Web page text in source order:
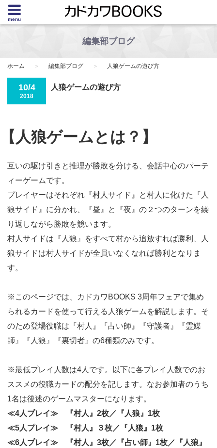
menu
編集部ブログ
ホーム 編集部ブログ 人狼ゲームの遊び方
10/4
2018
人狼ゲームの遊び方
【人狼ゲームとは？】
互いの駆け引きと推理が勝敗を分ける、会話中心のパーテ
ィーゲームです。
プレイヤーはそれぞれ『村人サイド』と村人に化けた『人
狼サイド』に分かれ、『昼』と『夜』の２つのターンを繰
り返しながら勝敗を競います。
村人サイドは『人狼』をすべて村から追放すれば勝利、人
狼サイドは村人サイドが全員いなくなれば勝利となりま
す。
※このページでは、カドカワBOOKS 3周年フェアで集め
られるカードを使って行える人狼ゲームを解説します。そ
のため登場役職は『村人』『占い師』『守護者』『霊媒
師』『人狼』『裏切者』の6種類のみです。
※最低プレイ人数は4人です。以下に各プレイ人数でのお
ススメの役職カードの配分を記します。なお参加者のうち
1名は後述のゲームマスターになります。
≪4人プレイ≫ 『村人』2枚／『人狼』1枚
≪5人プレイ≫ 『村人』３枚／『人狼』1枚
≪6人プレイ≫ 『村人』3枚／『占い師』1枚／『人狼』